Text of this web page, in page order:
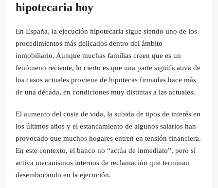
hipotecaria hoy
En España, la ejecución hipotecaria sigue siendo uno de los
procedimientos más delicados dentro del ámbito
inmobiliario. Aunque muchas familias creen que es un
fenómeno reciente, lo cierto es que una parte significativa de
los casos actuales proviene de hipotecas firmadas hace más
de una década, en condiciones muy distintas a las actuales.
El aumento del coste de vida, la subida de tipos de interés en
los últimos años y el estancamiento de algunos salarios han
provocado que muchos hogares entren en tensión financiera.
En este contexto, el banco no “actúa de inmediato”, pero sí
activa mecanismos internos de reclamación que terminan
desembocando en la ejecución.